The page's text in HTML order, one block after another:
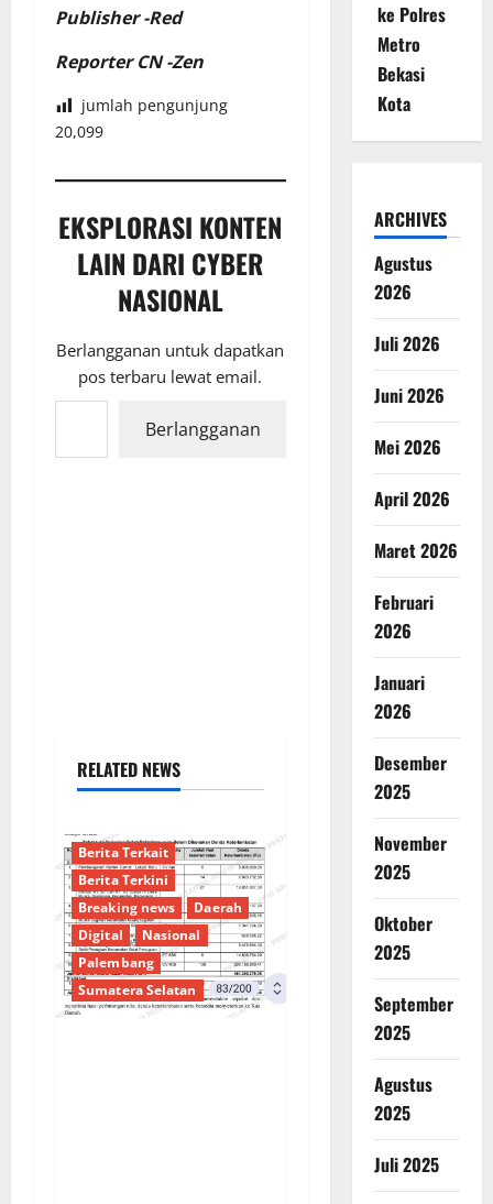
Publisher -Red
Reporter CN -Zen
jumlah pengunjung
20,099
EKSPLORASI KONTEN
LAIN DARI CYBER
NASIONAL
Berlangganan untuk dapatkan
pos terbaru lewat email.
Ketikkan email Anda...
Berlangganan
RELATED NEWS
Berita Terkait
Berita Terkini
Breaking news
Daerah
Digital
Nasional
Palembang
Sumatera Selatan
ke Polres
Metro
Bekasi
Kota
ARCHIVES
Agustus
2026
Juli 2026
Juni 2026
Mei 2026
April 2026
Maret 2026
Februari
2026
Januari
2026
Desember
2025
November
2025
Oktober
2025
September
2025
Agustus
2025
Juli 2025